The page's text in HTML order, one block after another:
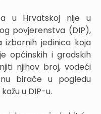
u Hrvatskoj nije u
povjerenstva (DIP),
izbornih jedinica koja
općinskih i gradskih
njihov broj, vodeći
birače u pogledu
u DIP-u.